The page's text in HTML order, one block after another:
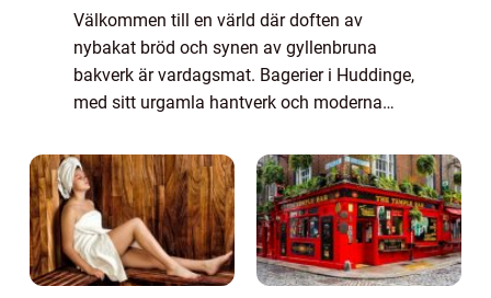
Välkommen till en värld där doften av
nybakat bröd och synen av gyllenbruna
bakverk är vardagsmat. Bagerier i Huddinge,
med sitt urgamla hantverk och moderna
människors...